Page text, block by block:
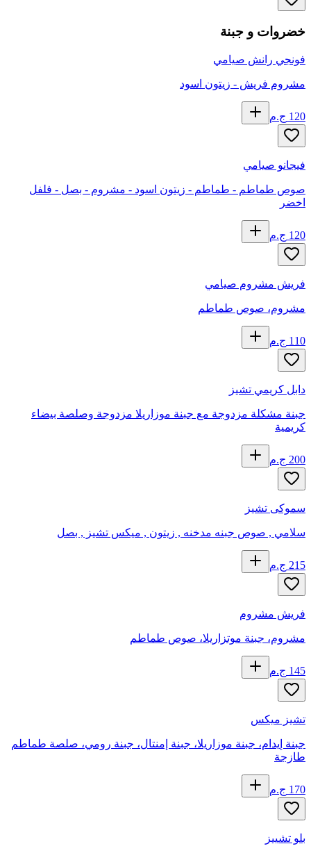
خضروات و جبنة
فونجي رانش صيامي
مشروم فريش - زيتون اسود
120 ج.م
فيجانو صيامي
صوص طماطم - طماطم - زيتون اسود - مشروم - بصل - فلفل
اخضر
120 ج.م
فريش مشروم صيامي
مشروم، صوص طماطم
110 ج.م
دابل كريمي تشيز
جبنة مشكلة مزدوجة مع جبنة موزاريلا مزدوجة وصلصة بيضاء
كريمية
200 ج.م
سموكى تشيز
سلامي , صوص جبنه مدخنه , زيتون , ميكس تشيز , بصل
215 ج.م
فريش مشروم
مشروم، جبنة موتزاريلا، صوص طماطم
145 ج.م
تشيز ميكس
جبنة إيدام، جبنة موزاريلا، جبنة إمنتال، جبنة رومي، صلصة طماطم
طازجة
170 ج.م
بلو تشييز